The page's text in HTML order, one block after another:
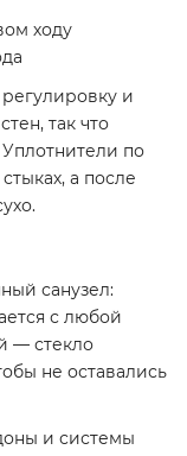
ходу
и
так что
по
а после
санузел:
с любой
— стекло
не оставались
и системы